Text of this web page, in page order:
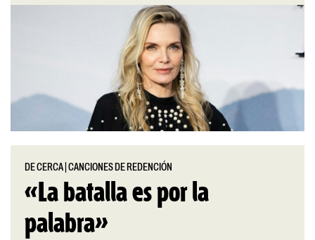
DE CERCA |CANCIONES DE REDENCIÓN
«La batalla es por la
palabra»